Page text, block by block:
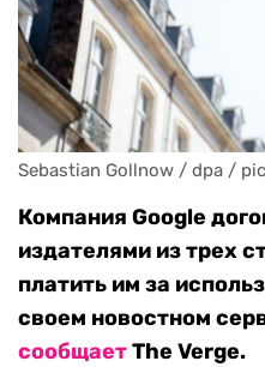
Sebastian Gollnow / dpa /
Компания Google
издателями из трех
платить им за
своем новостном
сообщаетThe Verge.